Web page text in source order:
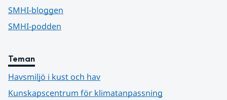
SMHI-bloggen
SMHI-podden
Teman
Havsmiljö i kust och hav
Kunskapscentrum för klimatanpassning